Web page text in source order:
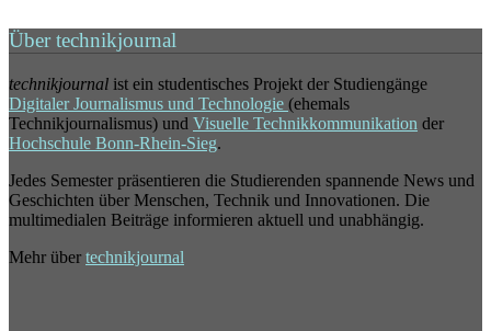
Über technikjournal
technikjournal ist ein studentisches Projekt der Studiengänge
Digitaler Journalismus und Technologie (ehemals
Technikjournalismus) und Visuelle Technikkommunikation der
Hochschule Bonn-Rhein-Sieg.
Jedes Semester präsentieren die Studierenden spannende News und
Geschichten über Menschen, Technik und Innovationen. Die
multimedialen Beiträge informieren aktuell und unabhängig.
Mehr über technikjournal